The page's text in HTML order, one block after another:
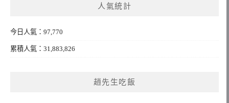
人氣統計
今日人氣：97,770
累積人氣：31,883,826
趙先生吃飯